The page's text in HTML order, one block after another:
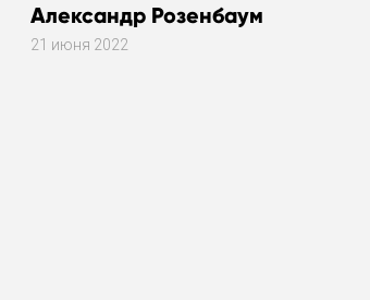
Александр Розенбаум
21 июня 2022